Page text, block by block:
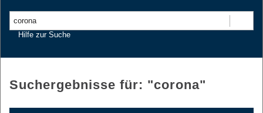
Hilfe zur Suche
Suchergebnisse für: "corona"